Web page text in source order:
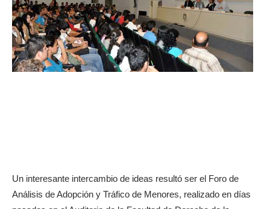
Un interesante intercambio de ideas resultó ser el Foro de
Análisis de Adopción y Tráfico de Menores, realizado en días